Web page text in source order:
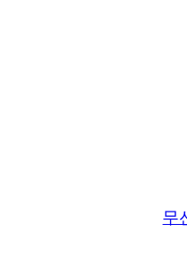
무